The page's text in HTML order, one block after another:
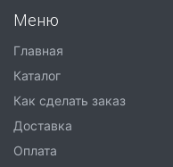
Меню
Главная
Каталог
Как сделать заказ
Доставка
Оплата